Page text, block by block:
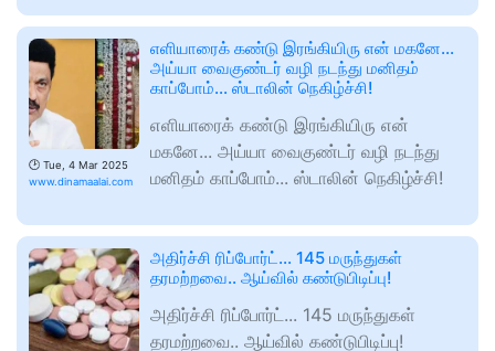
🕑 Tue, 4 Mar 2025
www.dinamaalai.com
எளியாரைக் கண்டு இரங்கியிரு என் மகனே...
அய்யா வைகுண்டர் வழி நடந்து மனிதம்
காப்போம்... ஸ்டாலின் நெகிழ்ச்சி!
எளியாரைக் கண்டு இரங்கியிரு என்
மகனே... அய்யா வைகுண்டர் வழி நடந்து
மனிதம் காப்போம்... ஸ்டாலின் நெகிழ்ச்சி!
அதிர்ச்சி ரிப்போர்ட்... 145 மருந்துகள்
தரமற்றவை.. ஆய்வில் கண்டுபிடிப்பு!
அதிர்ச்சி ரிப்போர்ட்... 145 மருந்துகள்
தரமற்றவை.. ஆய்வில் கண்டுபிடிப்பு!